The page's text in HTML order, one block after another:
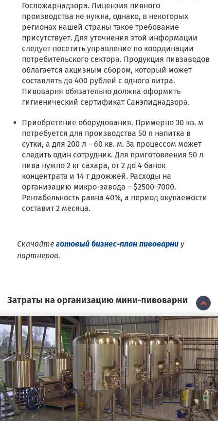
Госпожарнадзора. Лицензия пивного
производства не нужна, однако, в некоторых
регионах нашей страны такое требование
присутствует. Для уточнения этой информации
следует посетить управление по координации
потребительского сектора. Продукция пивзаводов
облагается акцизным сбором, который может
составлять до 400 рублей с одного литра.
Пивоварня обязательно должна оформить
гигиенический сертификат Санэпиднадзора.
Приобретение оборудования. Примерно 30 кв. м
потребуется для производства 50 л напитка в
сутки, а для 200 л – 60 кв. м. За процессом может
следить один сотрудник. Для приготовления 50 л
пива нужно 2 кг сахара, от 2 до 4 банок
концентрата и 14 г дрожжей. Расходы на
организацию микро-завода – $2500–7000.
Рентабельность равна 40%, а период окупаемости
составит 2 месяца.
Скачайте готовый бизнес-план пивоварни у
партнеров.
Затраты на организацию мини-пивоварни